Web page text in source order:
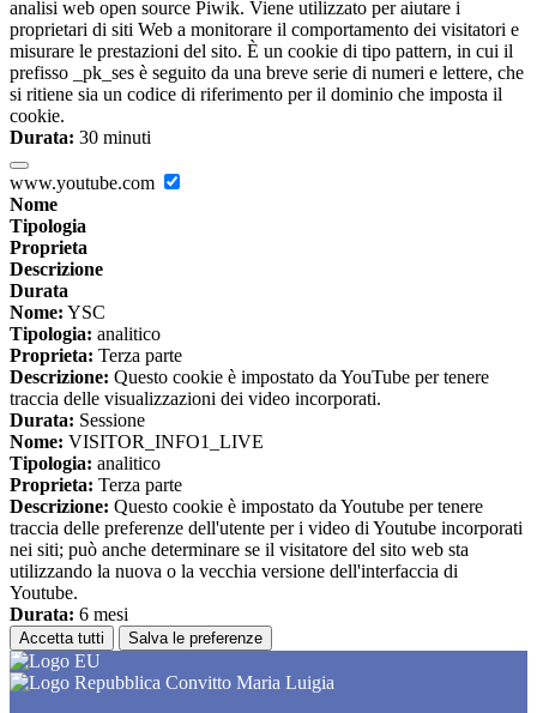
analisi web open source Piwik. Viene utilizzato per aiutare i
proprietari di siti Web a monitorare il comportamento dei visitatori e
misurare le prestazioni del sito. È un cookie di tipo pattern, in cui il
prefisso _pk_ses è seguito da una breve serie di numeri e lettere, che
si ritiene sia un codice di riferimento per il dominio che imposta il
cookie.
Durata: 30 minuti
www.youtube.com
Nome
Tipologia
Proprieta
Descrizione
Durata
Nome: YSC
Tipologia: analitico
Proprieta: Terza parte
Descrizione: Questo cookie è impostato da YouTube per tenere
traccia delle visualizzazioni dei video incorporati.
Durata: Sessione
Nome: VISITOR_INFO1_LIVE
Tipologia: analitico
Proprieta: Terza parte
Descrizione: Questo cookie è impostato da Youtube per tenere
traccia delle preferenze dell'utente per i video di Youtube incorporati
nei siti; può anche determinare se il visitatore del sito web sta
utilizzando la nuova o la vecchia versione dell'interfaccia di
Youtube.
Durata: 6 mesi
Accetta tutti Salva le preferenze
Convitto Maria Luigia